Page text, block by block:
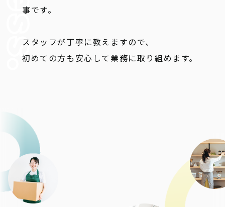
事です。
スタッフが丁寧に教えますので、
初めての方も安心して業務に取り組めます。